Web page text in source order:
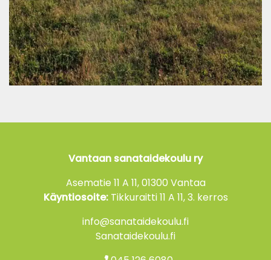
Vantaan sanataidekoulu ry
Asematie 11 A 11, 01300 Vantaa
Käyntiosoite:Tikkuraitti 11 A 11, 3. kerros
info@sanataidekoulu.fi
Sanataidekoulu.fi